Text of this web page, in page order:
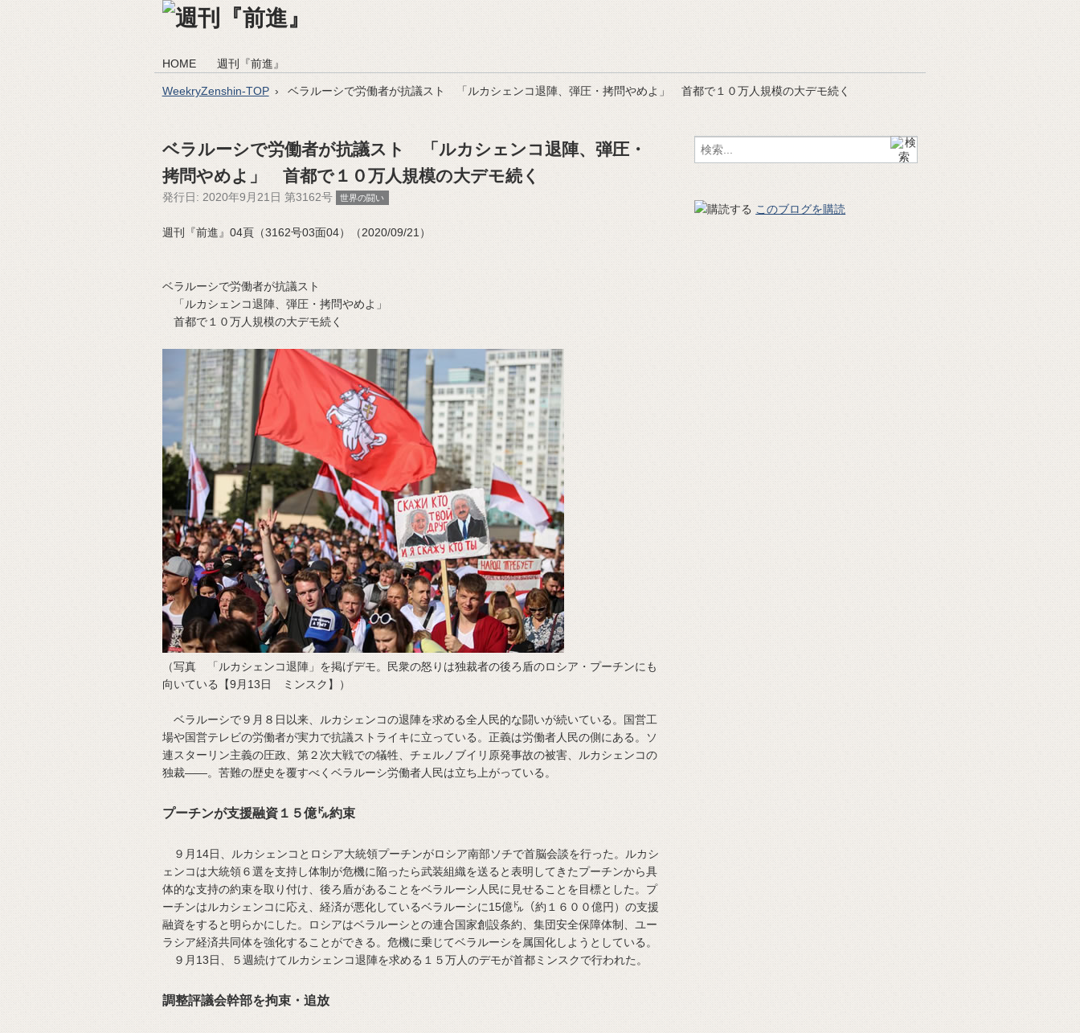
HOME 週刊『前進』
WeekryZenshin-TOP ベラルーシで労働者が抗議スト 「ルカシェンコ退陣、弾圧・拷問やめよ」 首都で１０万人規模の大デモ続く
ベラルーシで労働者が抗議スト 「ルカシェンコ退陣、弾圧・
拷問やめよ」 首都で１０万人規模の大デモ続く
発行日: 2020年9月21日 第3162号 世界の闘い
週刊『前進』04頁（3162号03面04）（2020/09/21）
ベラルーシで労働者が抗議スト
「ルカシェンコ退陣、弾圧・拷問やめよ」
首都で１０万人規模の大デモ続く
（写真 「ルカシェンコ退陣」を掲げデモ。民衆の怒りは独裁者の後ろ盾のロシア・プーチンにも
向いている【9月13日 ミンスク】）
ベラルーシで９月８日以来、ルカシェンコの退陣を求める全人民的な闘いが続いている。国営工
場や国営テレビの労働者が実力で抗議ストライキに立っている。正義は労働者人民の側にある。ソ
連スターリン主義の圧政、第２次大戦での犠牲、チェルノブイリ原発事故の被害、ルカシェンコの
独裁——。苦難の歴史を覆すべくベラルーシ労働者人民は立ち上がっている。
プーチンが支援融資１５億㌦約束
９月14日、ルカシェンコとロシア大統領プーチンがロシア南部ソチで首脳会談を行った。ルカシ
ェンコは大統領６選を支持し体制が危機に陥ったら武装組織を送ると表明してきたプーチンから具
体的な支持の約束を取り付け、後ろ盾があることをベラルーシ人民に見せることを目標とした。プ
ーチンはルカシェンコに応え、経済が悪化しているベラルーシに15億㌦（約１６００億円）の支援
融資をすると明らかにした。ロシアはベラルーシとの連合国家創設条約、集団安全保障体制、ユー
ラシア経済共同体を強化することができる。危機に乗じてベラルーシを属国化しようとしている。
９月13日、５週続けてルカシェンコ退陣を求める１５万人のデモが首都ミンスクで行われた。
調整評議会幹部を拘束・追放
このブログを購読